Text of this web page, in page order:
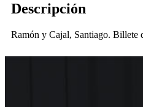
Descripción
Ramón y Cajal, Santiago. Billete